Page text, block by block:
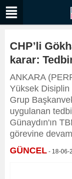
CHP’li
karar:
ANKARA
Yüksek
Grup
uygulanan
Günaydın'ın
görevine
GÜNCEL - 18-06-